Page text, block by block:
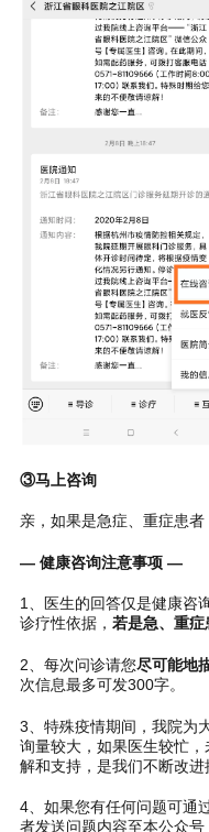
③马上咨询
亲，如果是急症、重症患者
— 健康咨询注意事项 —
1、医生的回答仅是健康咨
诊疗性依据， 若是急、重
2、每次问诊请您尽可能地
次信息最多可发300字。
3、特殊疫情期间，我院为
询量较大，如果医生较忙
解和支持，是我们不断改进
4、如果您有任何问题可通
者发送问题内容至本公众